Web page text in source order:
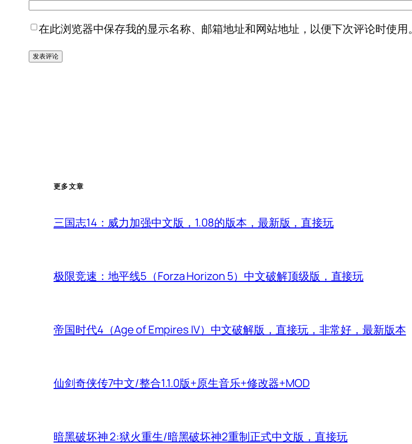
在此浏览器中保存我的显示名称、邮箱地址和网站地址，以便下次评论时使用。
更多文章
三国志14：威力加强中文版，1.08的版本，最新版，直接玩
极限竞速：地平线5（Forza Horizon 5）中文破解顶级版，直接玩
帝国时代4（Age of Empires IV）中文破解版，直接玩，非常好，最新版本
仙剑奇侠传7中文/整合1.1.0版+原生音乐+修改器+MOD
暗黑破坏神 2:狱火重生/暗黑破坏神2重制正式中文版，直接玩